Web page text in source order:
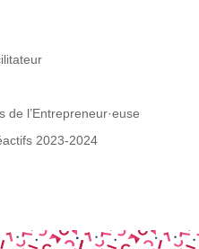
de l’Entrepreneur·euse
2023-2024